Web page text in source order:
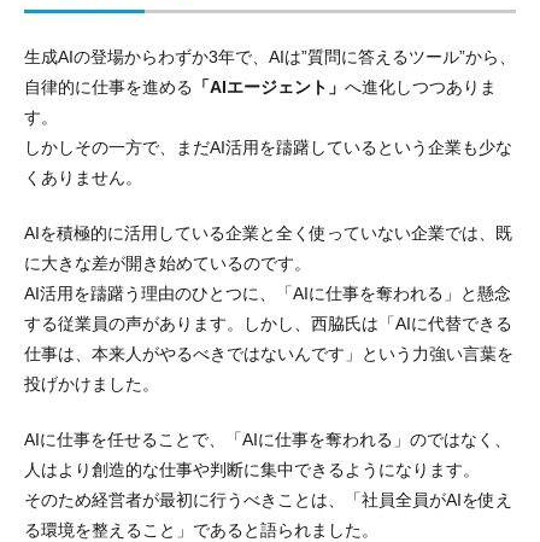
生成AIの登場からわずか3年で、AIは”質問に答えるツール”から、
自律的に仕事を進める 「AIエージェント」 へ進化しつつありま
す。
しかしその一方で、まだAI活用を躊躇しているという企業も少な
くありません。
AIを積極的に活用している企業と全く使っていない企業では、既
に大きな差が開き始めているのです。
AI活用を躊躇う理由のひとつに、「AIに仕事を奪われる」と懸念
する従業員の声があります。しかし、西脇氏は「AIに代替できる
仕事は、本来人がやるべきではないんです」という力強い言葉を
投げかけました。
AIに仕事を任せることで、「AIに仕事を奪われる」のではなく、
人はより創造的な仕事や判断に集中できるようになります。
そのため経営者が最初に行うべきことは、「社員全員がAIを使え
る環境を整えること」であると語られました。